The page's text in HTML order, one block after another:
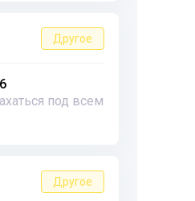
Другое
под всем
Другое